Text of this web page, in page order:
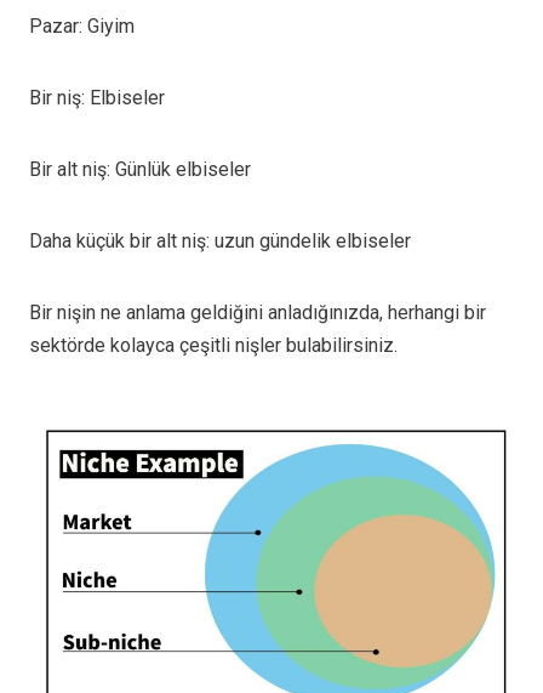
Pazar: Giyim
Bir niş: Elbiseler
Bir alt niş: Günlük elbiseler
Daha küçük bir alt niş: uzun gündelik elbiseler
Bir nişin ne anlama geldiğini anladığınızda, herhangi bir
sektörde kolayca çeşitli nişler bulabilirsiniz.